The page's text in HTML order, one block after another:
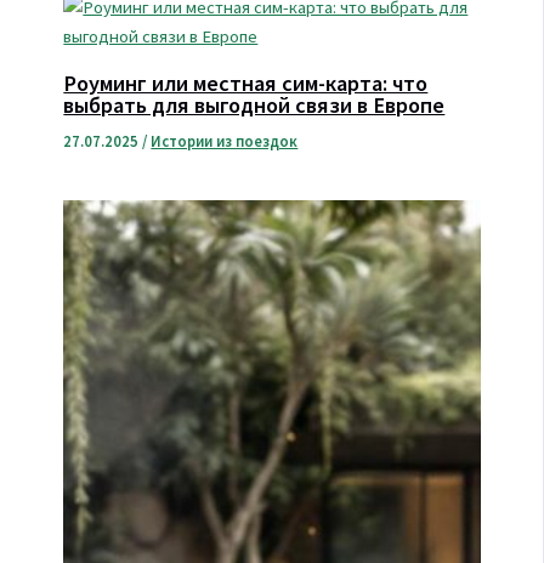
Роуминг или местная сим-карта: что
выбрать для выгодной связи в Европе
27.07.2025/ Истории из поездок